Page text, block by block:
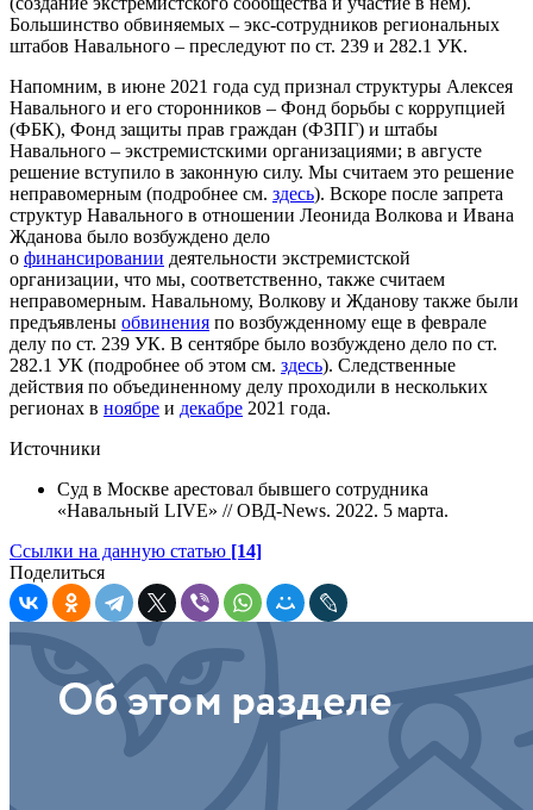
Большинство обвиняемых – экс-сотрудников региональных
штабов Навального – преследуют по ст. 239 и 282.1 УК.
Напомним, в июне 2021 года суд признал структуры Алексея
Навального и его сторонников – Фонд борьбы с коррупцией
(ФБК), Фонд защиты прав граждан (ФЗПГ) и штабы
Навального – экстремистскими организациями; в августе
решение вступило в законную силу. Мы считаем это решение
неправомерным (подробнее см. здесь). Вскоре после запрета
структур Навального в отношении Леонида Волкова и Ивана
Жданова было возбуждено дело
о финансировании деятельности экстремистской
организации, что мы, соответственно, также считаем
неправомерным. Навальному, Волкову и Жданову также были
предъявлены обвинения по возбужденному еще в феврале
делу по ст. 239 УК. В сентябре было возбуждено дело по ст.
282.1 УК (подробнее об этом см. здесь). Следственные
действия по объединенному делу проходили в нескольких
регионах в ноябре и декабре 2021 года.
Источники
Суд в Москве арестовал бывшего сотрудника
«Навальный LIVE» // ОВД-News. 2022. 5 марта.
Ссылки на данную статью [14]
Поделиться